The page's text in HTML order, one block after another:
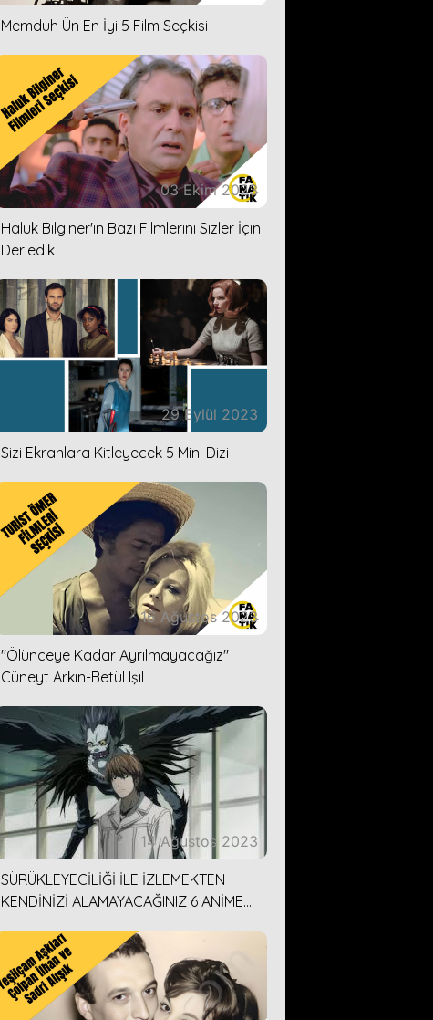
Memduh Ün En İyi 5 Film Seçkisi
03 Ekim 2023
Haluk Bilginer'in Bazı Filmlerini Sizler İçin
Derledik
29 Eylül 2023
Sizi Ekranlara Kitleyecek 5 Mini Dizi
16 Ağustos 2023
''Ölünceye Kadar Ayrılmayacağız''
Cüneyt Arkın-Betül Işıl
14 Ağustos 2023
SÜRÜKLEYECİLİĞİ İLE İZLEMEKTEN
KENDİNİZİ ALAMAYACAĞINIZ 6 ANİME